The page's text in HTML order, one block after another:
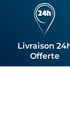
Livraison
Offerte